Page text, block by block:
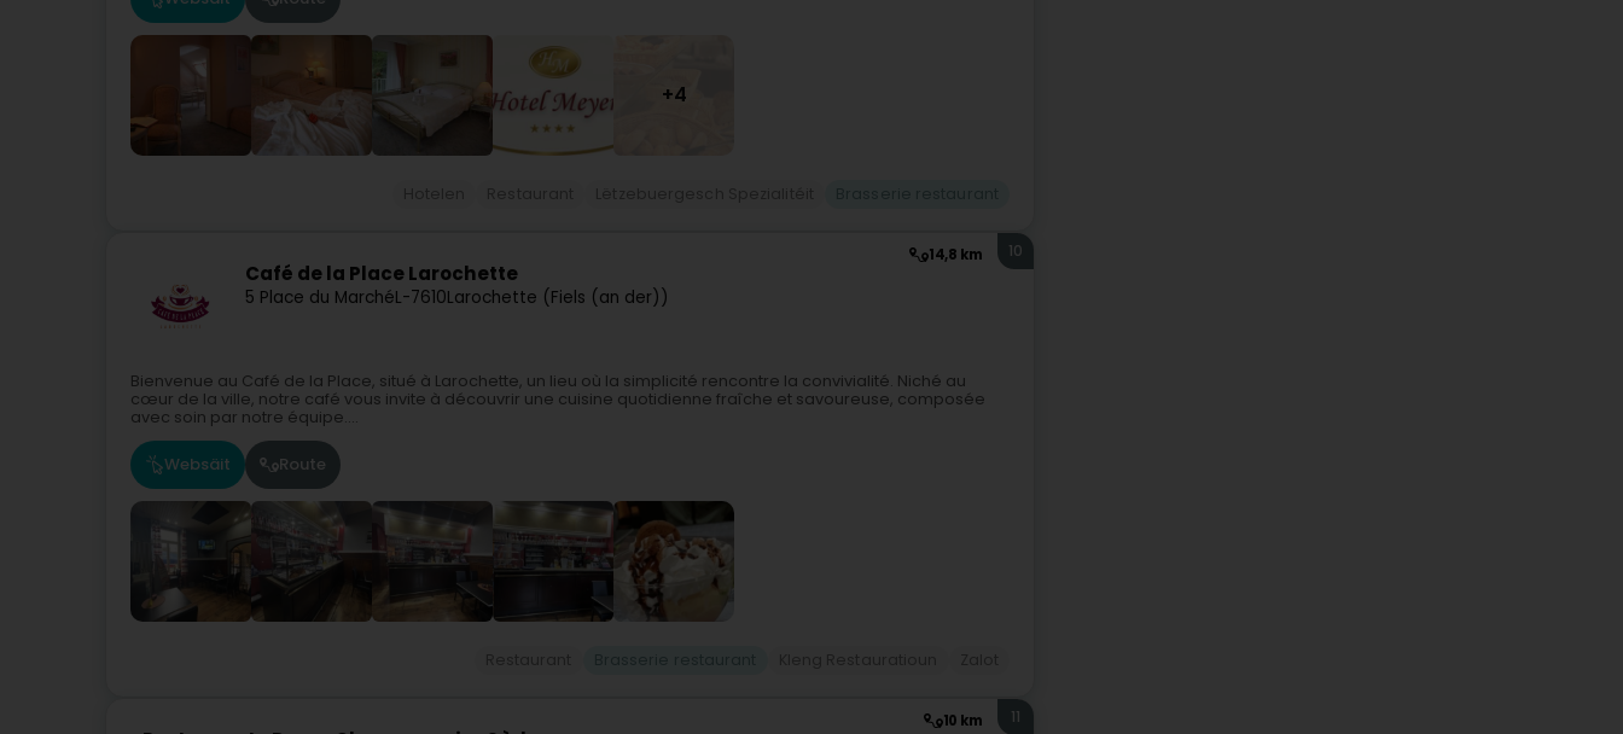
+4
14,8 km
Café de la Place Larochette
5 Place du MarchéL-7610Larochette (Fiels (an der))
10
Bienvenue au Café de la Place, situé à Larochette, un lieu où la simplicité rencontre la convivialité. Niché au
cœur de la ville, notre café vous invite à découvrir une cuisine quotidienne fraîche et savoureuse, composée
avec soin par notre équipe....
Websäit Route
10 km 11